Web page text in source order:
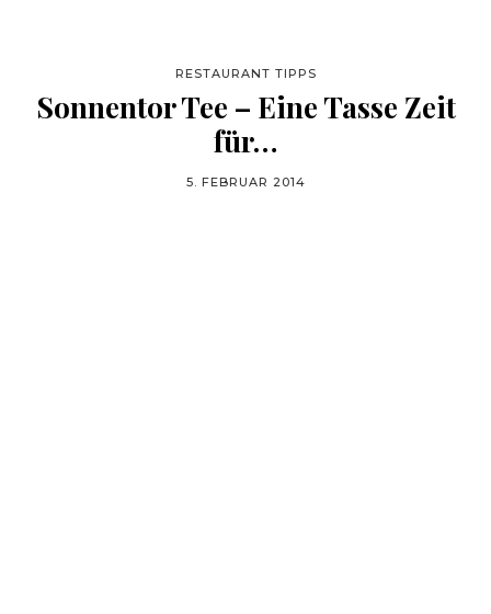
RESTAURANT TIPPS
Sonnentor Tee – Eine Tasse Zeit
für…
5. FEBRUAR 2014